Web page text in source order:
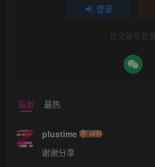
登录
社交账号登录
最新 最热
plustime
谢谢分享